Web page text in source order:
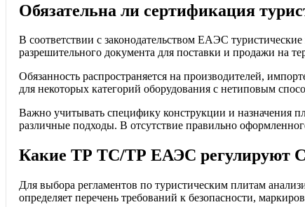
Обязательна ли сертификация
В соответствии с законодательством ЕАЭС
разрешительного документа для поставки и продажи на
Обязанность распространяется на производителей,
для некоторых категорий оборудования с нетиповым
Важно учитывать специфику конструкции и назначения
различные подходы. В отсутствие правильно
Какие ТР ТС/ТР ЕАЭС регулируют
Для выбора регламентов по туристическим плитам
определяет перечень требований к безопасности,